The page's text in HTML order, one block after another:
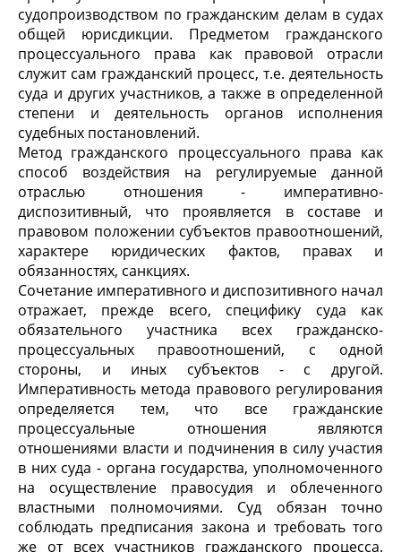
судопроизводством по гражданским делам в судах
общей юрисдикции. Предметом гражданского
процессуального права как правовой отрасли
служит сам гражданский процесс, т.е. деятельность
суда и других участников, а также в определенной
степени и деятельность органов исполнения
судебных постановлений.
Метод гражданского процессуального права как
способ воздействия на регулируемые данной
отраслью отношения - императивно-
диспозитивный, что проявляется в составе и
правовом положении субъектов правоотношений,
характере юридических фактов, правах и
обязанностях, санкциях.
Сочетание императивного и диспозитивного начал
отражает, прежде всего, специфику суда как
обязательного участника всех гражданско-
процессуальных правоотношений, с одной
стороны, и иных субъектов - с другой.
Императивность метода правового регулирования
определяется тем, что все гражданские
процессуальные отношения являются
отношениями власти и подчинения в силу участия
в них суда - органа государства, уполномоченного
на осуществление правосудия и облеченного
властными полномочиями. Суд обязан точно
соблюдать предписания закона и требовать того
же от всех участников гражданского процесса.